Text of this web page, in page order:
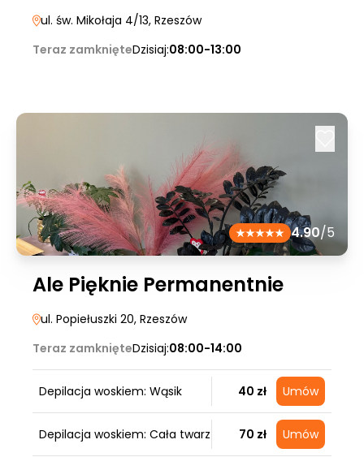
ul. św. Mikołaja 4/13, Rzeszów
Teraz zamknięteDzisiaj:08:00-13:00
4.90/5
Ale Pięknie Permanentnie
ul. Popiełuszki 20, Rzeszów
Teraz zamknięteDzisiaj:08:00-14:00
Depilacja woskiem: Wąsik 40 zł Umów
Depilacja woskiem: Cała twarz 70 zł Umów